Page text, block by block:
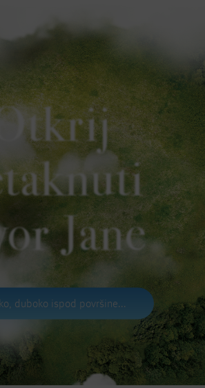
Jane
duboko ispod površine...